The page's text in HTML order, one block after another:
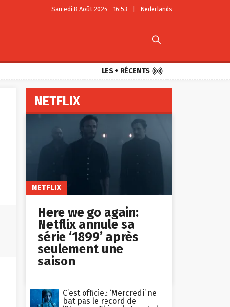
Samedi 8 Août 2026 - 16:53 Nederlands

LES + RÉCENTS 
NETFLIX
NETFLIX
Here we go again:
Netflix annule sa
série ‘1899’ après
seulement une
saison
C’est officiel: ‘Mercredi’ ne
bat pas le record de